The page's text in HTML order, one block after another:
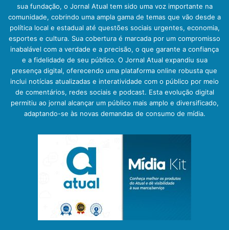
sua fundação, o Jornal Atual tem sido uma voz importante na
comunidade, cobrindo uma ampla gama de temas que vão desde a
política local e estadual até questões sociais urgentes, economia,
esportes e cultura. Sua cobertura é marcada por um compromisso
inabalável com a verdade e a precisão, o que garante a confiança
e a fidelidade de seu público. O Jornal Atual expandiu sua
presença digital, oferecendo uma plataforma online robusta que
inclui notícias atualizadas e interatividade com o público por meio
de comentários, redes sociais e podcast. Esta evolução digital
permitiu ao jornal alcançar um público mais amplo e diversificado,
adaptando-se às novas demandas de consumo de mídia.